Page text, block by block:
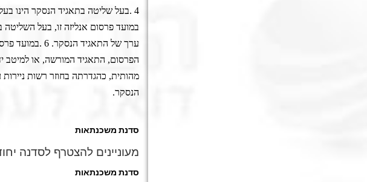
4
.בעל שליטה בתאגיד הנסקר הינו
במועד פרסום אנליזה זו, בעל
ערך של התאגיד הנסקר. 6
.
הפרסום, התאגיד המורשה, או למיטב
הנסקר.
סדנת משכנתאות
מעוניינים להצטרף לסדנה
סדנת משכנתאות